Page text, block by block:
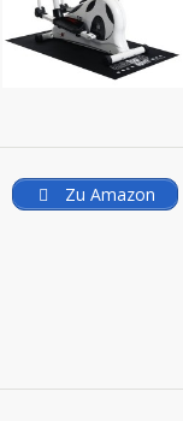
Zu Amazon